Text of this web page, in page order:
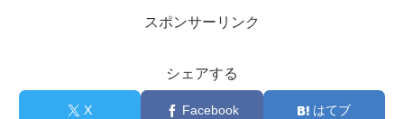
スポンサーリンク
シェアする
X Facebook はてブ